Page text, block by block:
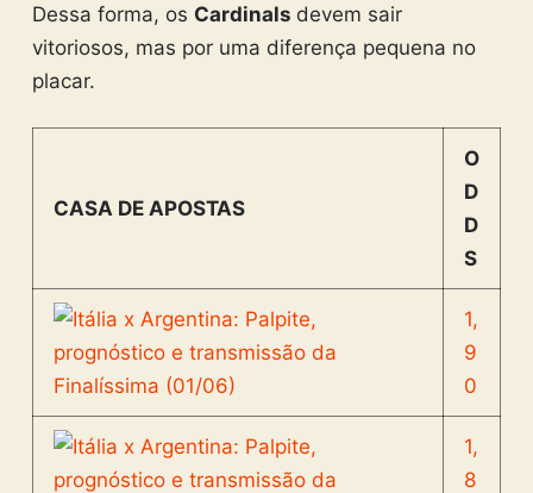
Dessa forma, os Cardinals devem sair
vitoriosos, mas por uma diferença pequena no
placar.
CASA DE APOSTAS
O
D
D
S
1,
9
0
1,
8